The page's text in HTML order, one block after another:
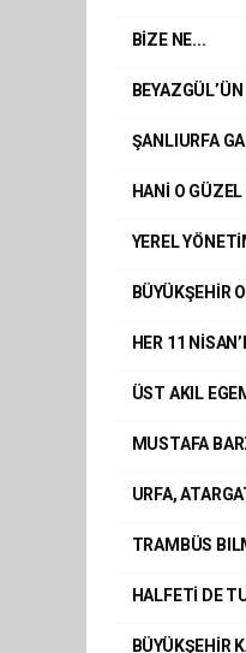
BİZE NE...
ŞANLIURFA
HANİ O
YEREL
BÜYÜKŞEHİR
HER 11
ÜST AKIL
MUSTAFA
URFA,
TRAMBÜS
HALFETİ DE
BÜYÜKŞEHİR